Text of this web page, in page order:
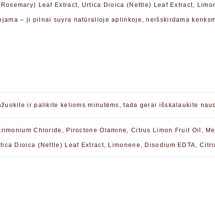
Leaf Extract, Urtica Dioica (Nettle) Leaf Extract,
– ji pilnai suyra natūralioje aplinkoje, neišskirdama
ir palikite kelioms minutėms, tada gerai išskalaukite
Chloride, Piroctone Olamine, Citrus Limon Fruit Oil,
Dioica (Nettle) Leaf Extract, Limonene, Disodium EDTA,